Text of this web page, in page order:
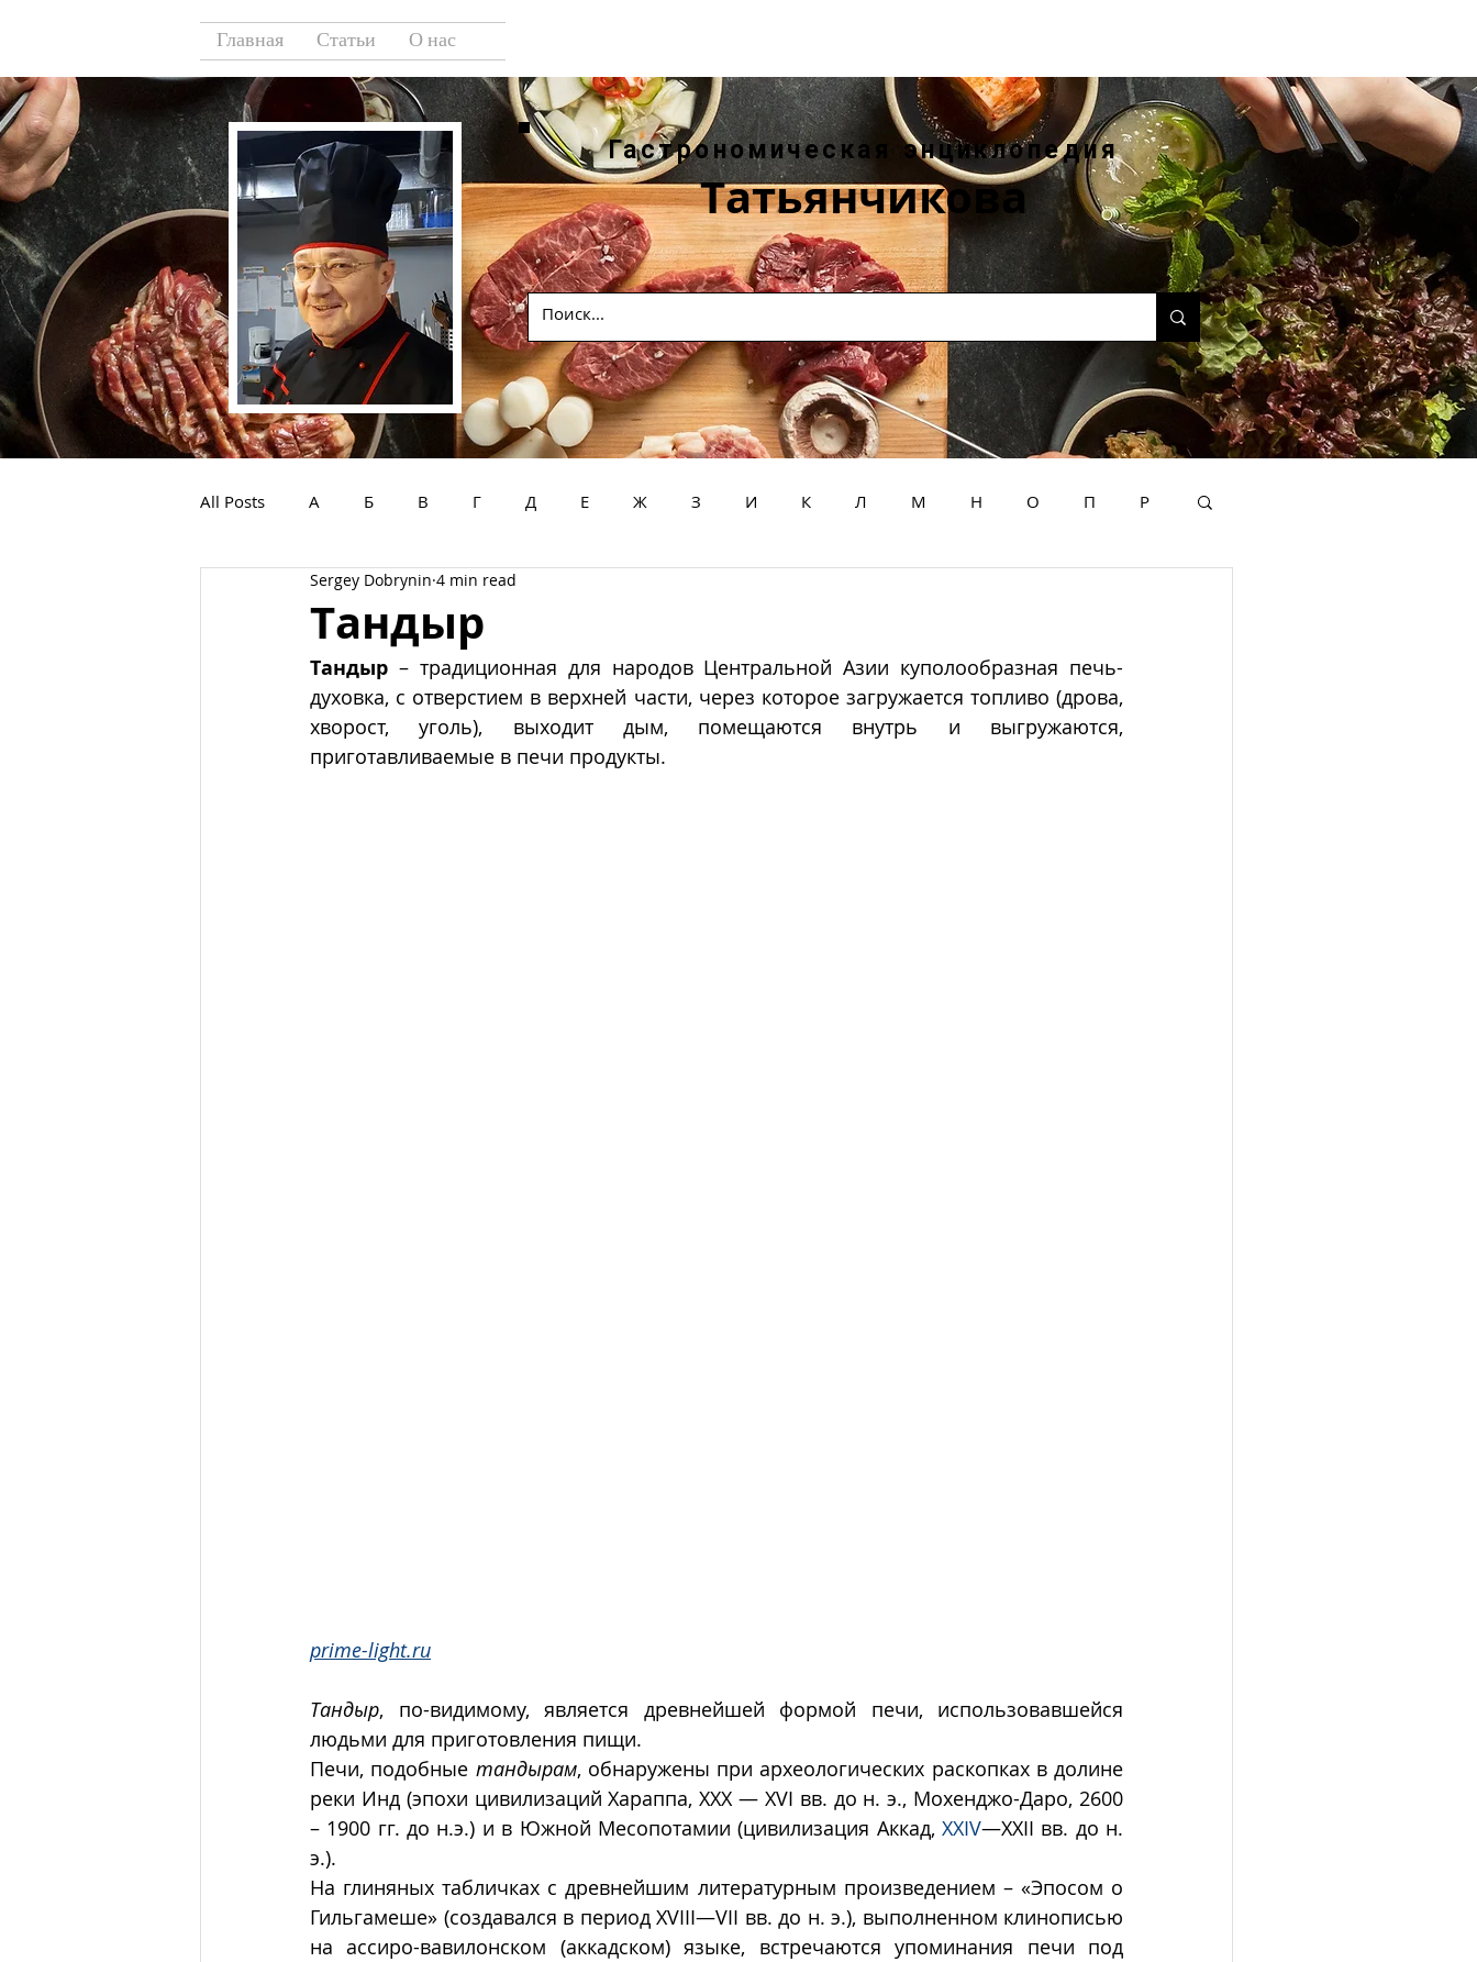
Главная Статьи О нас
Гастрономическая энциклопедия
Татьянчикова
All Posts А Б В Г Д Е Ж З И К Л М Н О П Р
У Ф Х
Тандыр
Sergey Dobrynin 4 min read
Тандыр – традиционная для народов Центральной Азии куполообразная печь-
духовка, с отверстием в верхней части, через которое загружается топливо (дрова,
хворост, уголь), выходит дым, помещаются внутрь и выгружаются,
приготавливаемые в печи продукты.
prime-light.ru
Тандыр, по-видимому, является древнейшей формой печи, использовавшейся
людьми для приготовления пищи.
Печи, подобные тандырам, обнаружены при археологических раскопках в долине
реки Инд (эпохи цивилизаций Хараппа, XXХ — XVI вв. до н. э., Мохенджо-Даро, 2600
– 1900 гг. до н.э.) и в Южной Месопотамии (цивилизация Аккад, XXIV—XXII вв. до н.
э.).
На глиняных табличках с древнейшим литературным произведением – «Эпосом о
Гильгамеше» (создавался в период XVIII—VII вв. до н. э.), выполненном клинописью
на ассиро-вавилонском (аккадском) языке, встречаются упоминания печи под